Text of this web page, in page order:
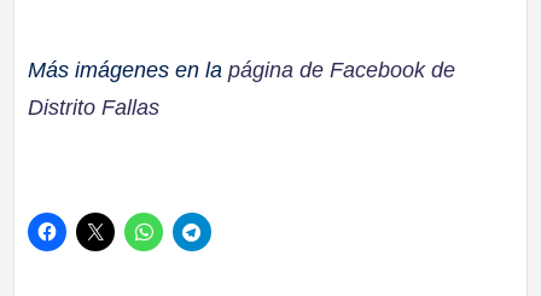
Más imágenes en lapágina de Facebook de
Distrito Fallas